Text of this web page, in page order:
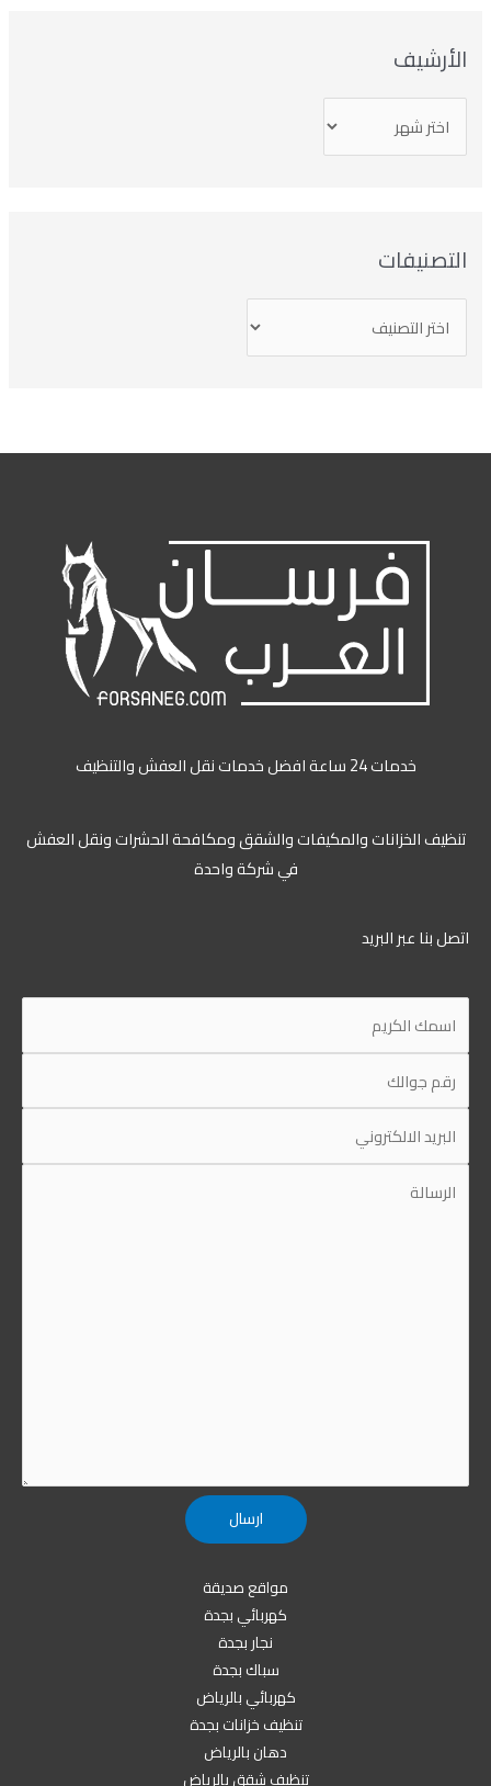
الأرشيف
التصنيفات
خدمات 24 ساعة افضل خدمات نقل العفش والتنظيف
تنظيف الخزانات والمكيفات والشقق ومكافحة الحشرات ونقل العفش
في شركة واحدة
اتصل بنا عبر البريد
مواقع صديقة
كهربائي بجدة
نجار بجدة
سباك بجدة
كهربائي بالرياض
تنظيف خزانات بجدة
دهان بالرياض
تنظيف شقق بالرياض